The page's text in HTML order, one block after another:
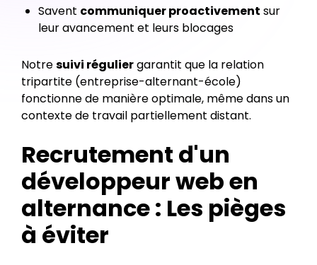
Savent communiquer proactivement sur
leur avancement et leurs blocages
Notresuivi réguliergarantit que la relation
tripartite (entreprise-alternant-école)
fonctionne de manière optimale, même dans un
contexte de travail partiellement distant.
Recrutement d'un
développeur web en
alternance : Les pièges
à éviter